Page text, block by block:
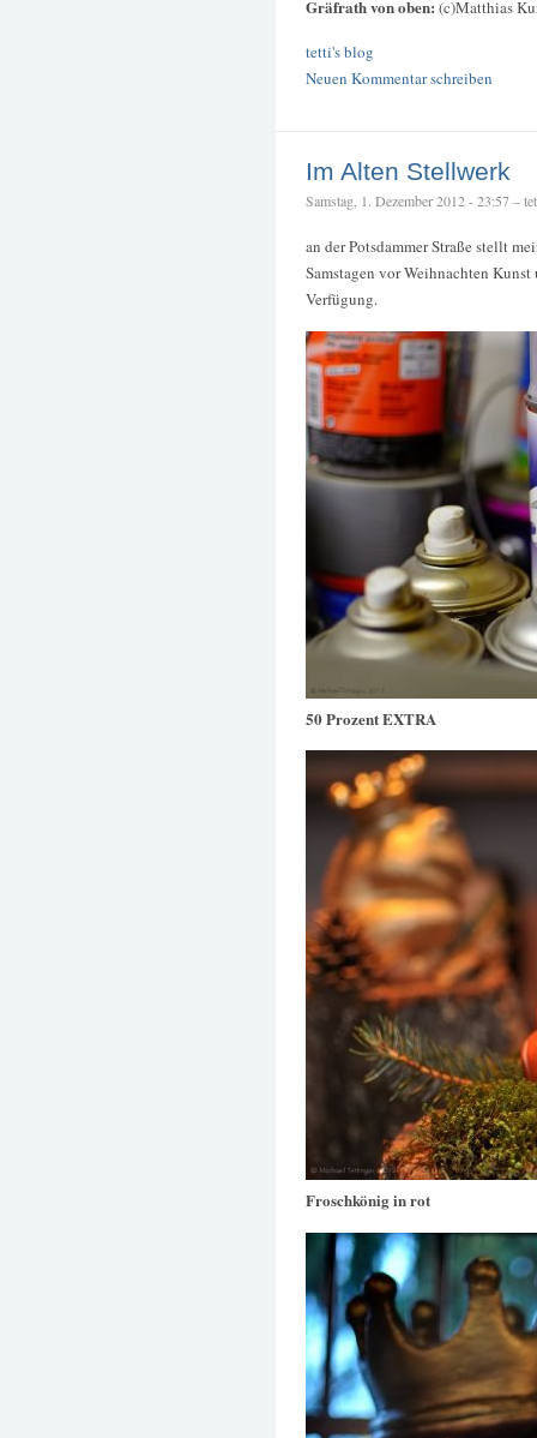
Gräfrath von oben: (c)Matthias
tetti's blog
Neuen Kommentar schreiben
Im Alten Stellwerk
Samstag, 1. Dezember 2012 - 23:57 –
an der Potsdammer Straße stellt
Samstagen vor Weihnachten
Verfügung.
50 Prozent EXTRA
Froschkönig in rot